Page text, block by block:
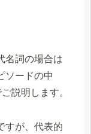
名詞の場合は
ソードの中
説明します。
すが、代表的